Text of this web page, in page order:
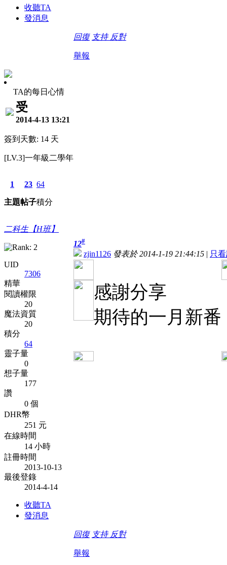
收聽TA
發消息
回復 支持 反對
舉報
TA的每日心情
受
2014-4-13 13:21
簽到天數: 14 天
[LV.3]一年級二學年
1
主題
23
帖子
64
積分
二科生【H班】
UID
7306
精華
閱讀權限
20
魔法資質
20
積分
64
靈子量
0
想子量
177
讚
0 個
DHR幣
251 元
在線時間
14 小時
註冊時間
2013-10-13
最後登錄
2014-4-14
收聽TA
發消息
12#
zjin1126 發表於 2014-1-19 21:44:15 | 只
感謝分享
期待的一月新番
回復 支持 反對
舉報